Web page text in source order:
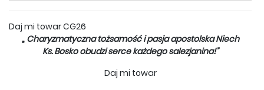
Daj mi towar CG26
„ Charyzmatyczna tożsamość i pasja apostolska Niech
Ks. Bosko obudzi serce każdego salezjanina!”
Daj mi towar